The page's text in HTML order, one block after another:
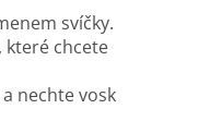
svíčky.
které chcete
nechte vosk